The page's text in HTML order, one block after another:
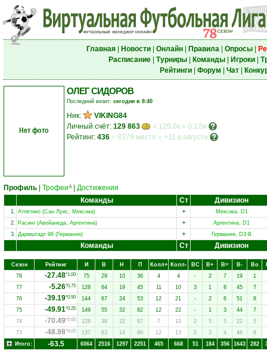
Главная| Новости| Онлайн| Правила| Опросы|
Расписание| Турниры| Команды| Игроки|
Рейтинги| Форум Чат|
Нет фото
ОЛЕГ СИДОРОВ
Последний визит: сегодня в 8:40
Ник:
VIKING84
Личный счёт: 129 863
= 129.0к = 0.12м
Рейтинг: 436 = 8379 место = +11 в августе
Профиль Трофеи 6
Достижения
Команды
Ст Дивизион
1. Атлетико (Сан Луис, Мексика) +
Мексика, D1
2. Расинг (Авейанеда, Аргентина) +
Аргентина, D1
3. Дармштадт 98 (Германия) + Германия, D3-B
Команды Ст Дивизион
Сезон Рейтинг И В Н П Колл+ Колл- ВC В+ В= В- Вo
78
-27.48*1.00 75 29 10 36 4 4 - 2 7 19
1
77
-5.26*0.75 128 64 19 45 11 10 3 1 8 45
7
76
-39.19*0.50 144 67 24 53 12 21 - 2 6 51
8
75
-49.91*0.25 149 55 32 62 12 22 - 1 3 44
7
74
-70.49*0.00 128 39 22 67 7 10 2 5 5 22
5
73
-48.98*0.00 137 63 14 60 12 13 2 3 4 46
8
Итого:
-63.5 6064 2516 1297 2251 465 668 51 184 356 1643 282